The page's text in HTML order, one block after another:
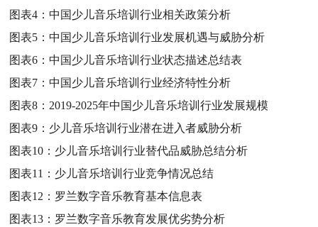
图表4：中国少儿音乐培训行业相关政策分析
图表5：中国少儿音乐培训行业发展机遇与威胁分析
图表6：中国少儿音乐培训行业状态描述总结表
图表7：中国少儿音乐培训行业经济特性分析
图表8： 2019-2025年中国少儿音乐培训行业发展规模
图表9： 少儿音乐培训行业潜在进入者威胁分析
图表10： 少儿音乐培训行业替代品威胁总结分析
图表11： 少儿音乐培训行业竞争情况总结
图表12： 罗兰数字音乐教育基本信息表
图表13： 罗兰数字音乐教育发展优劣势分析